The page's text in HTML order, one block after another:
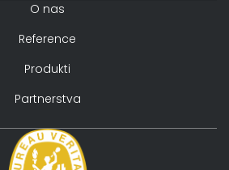
O nas
Reference
Produkti
Partnerstva